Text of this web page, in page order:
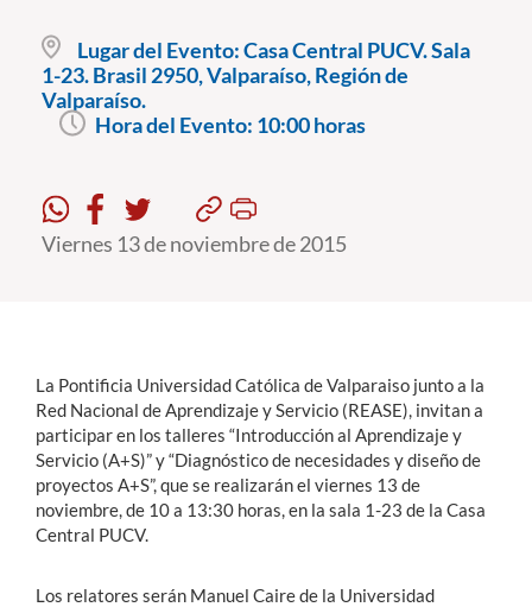
Postgrado
Formación Continua
Académicos
Funcionarios
English
Lugar del Evento:Casa Central PUCV. Sala
1-23. Brasil 2950, Valparaíso, Región de
Valparaíso.
Hora del Evento: 10:00 horas
Viernes 13 de noviembre de 2015
La Pontificia Universidad Católica de Valparaiso junto a la
Red Nacional de Aprendizaje y Servicio (REASE), invitan a
participar en los talleres “Introducción al Aprendizaje y
Servicio (A+S)” y “Diagnóstico de necesidades y diseño de
proyectos A+S”, que se realizarán el viernes 13 de
noviembre, de 10 a 13:30 horas, en la sala 1-23 de la Casa
Central PUCV.
Los relatores serán Manuel Caire de la Universidad